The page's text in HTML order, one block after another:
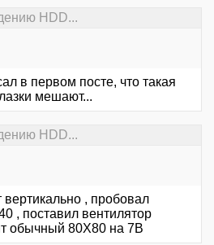
HDD...
в первом посте, что такая
мешают...
HDD...
вертикально , пробовал
, поставил вентилятор
обычный 80Х80 на 7В